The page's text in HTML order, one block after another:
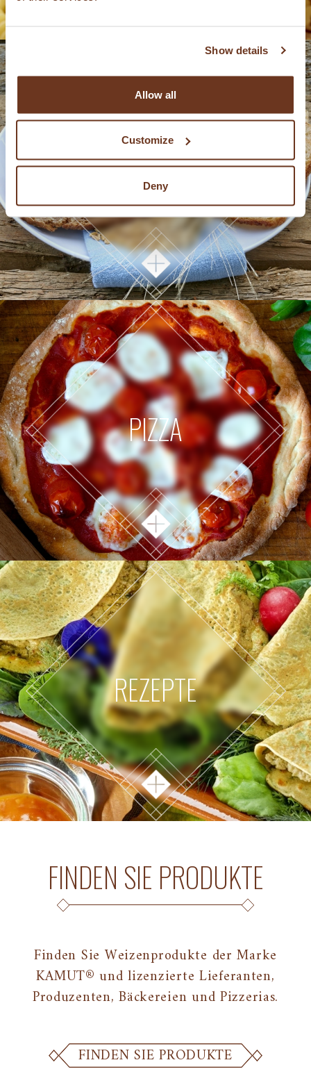
Show details
Allow all
Customize
Deny
BROT
PIZZA
REZEPTE
FINDEN SIE PRODUKTE
Finden Sie Weizenprodukte der Marke
KAMUT® und lizenzierte Lieferanten,
Produzenten, Bäckereien und Pizzerias.
FINDEN SIE PRODUKTE